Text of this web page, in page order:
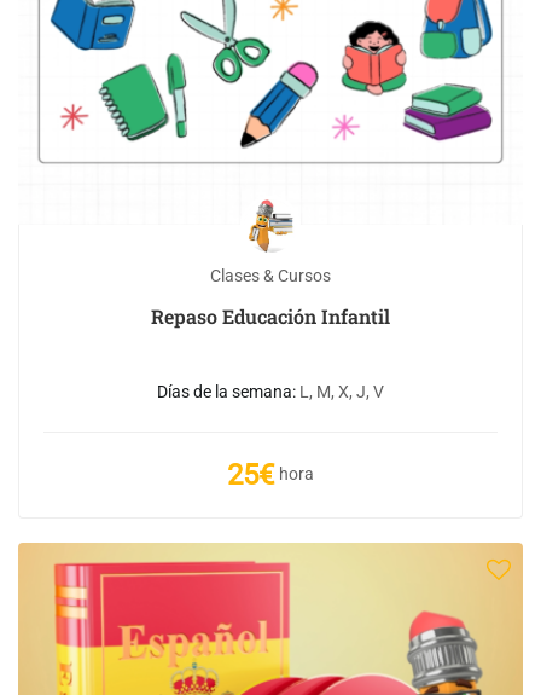
Clases & Cursos
Repaso Educación Infantil
Días de la semana: L, M, X, J, V
25€ hora